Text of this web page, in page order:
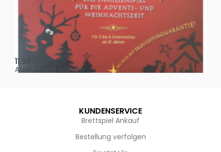
Oh, heilige Nacht!
11,95
Ausführung wählen
KUNDENSERVICE
Brettspiel Ankauf
Bestellung verfolgen